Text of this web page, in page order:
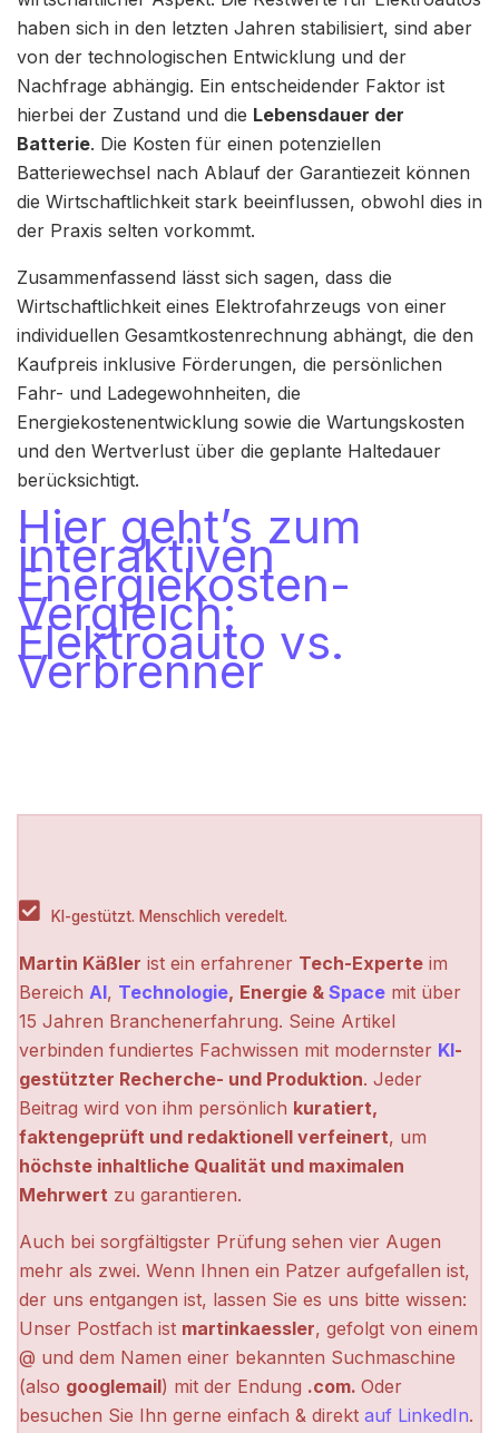
haben sich in den letzten Jahren stabilisiert, sind aber
von der technologischen Entwicklung und der
Nachfrage abhängig. Ein entscheidender Faktor ist
hierbei der Zustand und die Lebensdauer der
Batterie. Die Kosten für einen potenziellen
Batteriewechsel nach Ablauf der Garantiezeit können
die Wirtschaftlichkeit stark beeinflussen, obwohl dies in
der Praxis selten vorkommt.
Zusammenfassend lässt sich sagen, dass die
Wirtschaftlichkeit eines Elektrofahrzeugs von einer
individuellen Gesamtkostenrechnung abhängt, die den
Kaufpreis inklusive Förderungen, die persönlichen
Fahr- und Ladegewohnheiten, die
Energiekostenentwicklung sowie die Wartungskosten
und den Wertverlust über die geplante Haltedauer
berücksichtigt.
Hier geht’s zum
interaktiven
Energiekosten-
Vergleich:
Elektroauto vs.
Verbrenner
KI-gestützt. Menschlich veredelt.
Martin Käßler ist ein erfahrener Tech-Experte im
Bereich AI, Technologie, Energie & Space mit über
15 Jahren Branchenerfahrung. Seine Artikel
verbinden fundiertes Fachwissen mit modernster KI-
gestützter Recherche- und Produktion. Jeder
Beitrag wird von ihm persönlich kuratiert,
faktengeprüft und redaktionell verfeinert, um
höchste inhaltliche Qualität und maximalen
Mehrwert zu garantieren.
Auch bei sorgfältigster Prüfung sehen vier Augen
mehr als zwei. Wenn Ihnen ein Patzer aufgefallen ist,
der uns entgangen ist, lassen Sie es uns bitte wissen:
Unser Postfach ist martinkaessler, gefolgt von einem
@ und dem Namen einer bekannten Suchmaschine
(also googlemail) mit der Endung .com. Oder
besuchen Sie Ihn gerne einfach & direkt auf LinkedIn.